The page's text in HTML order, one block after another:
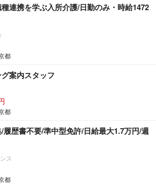
連携を学ぶ入所介護/日勤のみ・時給1472
都
案内スタッフ
都
歴書不要/準中型免許/日給最大1.7万円/週
ス
都